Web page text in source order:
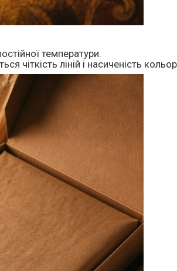
температури.
чіткість ліній і насиченість